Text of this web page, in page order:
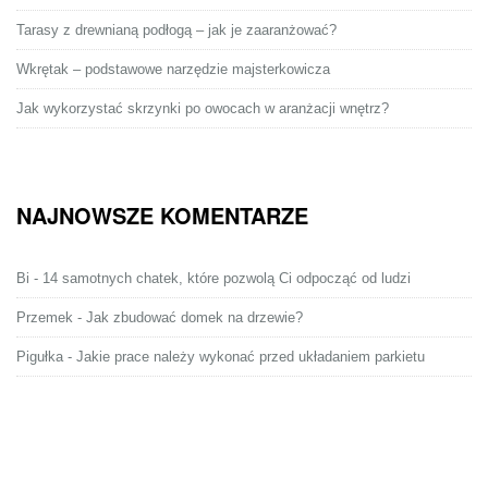
Tarasy z drewnianą podłogą – jak je zaaranżować?
Wkrętak – podstawowe narzędzie majsterkowicza
Jak wykorzystać skrzynki po owocach w aranżacji wnętrz?
NAJNOWSZE KOMENTARZE
Bi - 14 samotnych chatek, które pozwolą Ci odpocząć od ludzi
Przemek - Jak zbudować domek na drzewie?
Pigułka - Jakie prace należy wykonać przed układaniem parkietu